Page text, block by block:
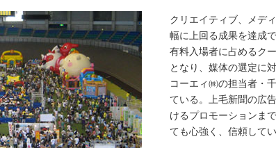
クリエイティブ、メデ
幅に上回る成果を達成
有料入場者に占めるク
となり、媒体の選定に
コーエィ㈱の担当者・
ている。上毛新聞の広
けるプロモーションま
ても心強く、信頼して